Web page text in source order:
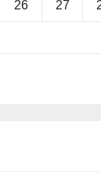
26 27